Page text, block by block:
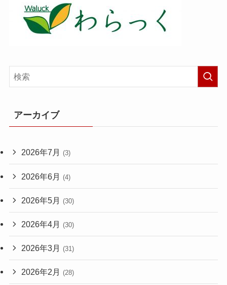
アーカイブ
2026年7月 (3)
2026年6月 (4)
2026年5月 (30)
2026年4月 (30)
2026年3月 (31)
2026年2月 (28)